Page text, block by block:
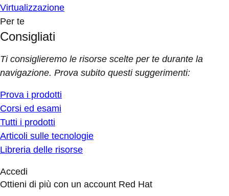
Virtualizzazione
Per te
Consigliati
Ti consiglieremo le risorse scelte per te durante la
navigazione. Prova subito questi suggerimenti:
Prova i prodotti
Corsi ed esami
Tutti i prodotti
Articoli sulle tecnologie
Libreria delle risorse
Accedi
Ottieni di più con un account Red Hat